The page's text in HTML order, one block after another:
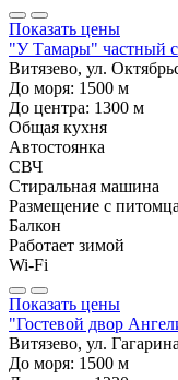
Показать цены
"У Тамары" частный
Витязево, ул.
До моря: 1500 м
До центра: 1300 м
Общая кухня
Автостоянка
СВЧ
Стиральная машина
Размещение с
Балкон
Работает зимой
Wi-Fi
Показать цены
"Гостевой двор
Витязево, ул.
До моря: 1500 м